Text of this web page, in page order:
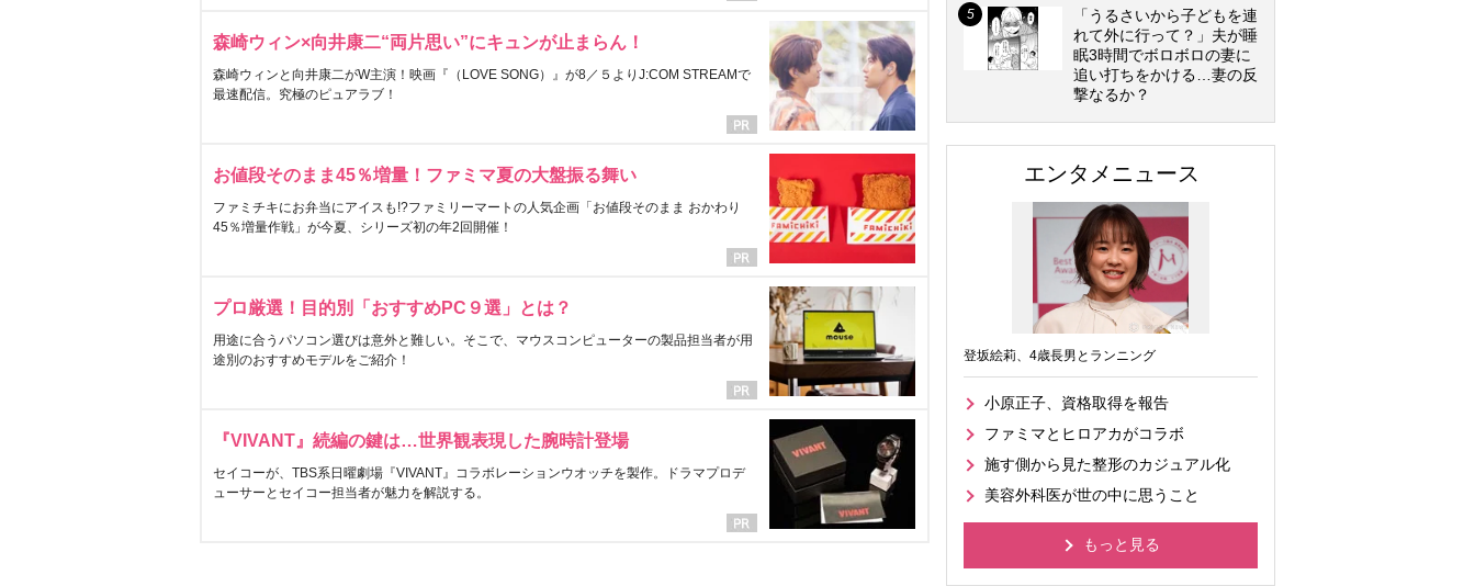
森崎ウィン×向井康二“両片思い”にキュンが止まらん！
森崎ウィンと向井康二がW主演！映画『（LOVE SONG）』が8／５よりJ:COM STREAMで
最速配信。究極のピュアラブ！
お値段そのまま45％増量！ファミマ夏の大盤振る舞い
ファミチキにお弁当にアイスも!?ファミリーマートの人気企画「お値段そのまま おかわり
45％増量作戦」が今夏、シリーズ初の年2回開催！
プロ厳選！目的別「おすすめPC９選」とは？
用途に合うパソコン選びは意外と難しい。そこで、マウスコンピューターの製品担当者が用
途別のおすすめモデルをご紹介！
『VIVANT』続編の鍵は…世界観表現した腕時計登場
セイコーが、TBS系日曜劇場『VIVANT』コラボレーションウオッチを製作。ドラマプロデ
ューサーとセイコー担当者が魅力を解説する。
「うるさいから子どもを連
れて外に行って？」夫が睡
眠3時間でボロボロの妻に
追い打ちをかける…妻の反
撃なるか？
エンタメニュース
登坂絵莉、4歳長男とランニング
小原正子、資格取得を報告
ファミマとヒロアカがコラボ
施す側から見た整形のカジュアル化
美容外科医が世の中に思うこと
もっと見る